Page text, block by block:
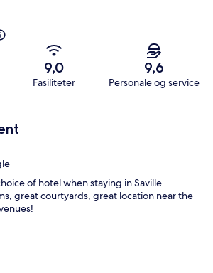
9,0
Fasiliteter
9,6
Personale og service
of hotel when staying in Saville.
great courtyards, great location near the